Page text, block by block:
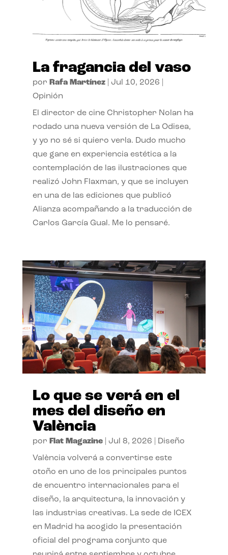
La fragancia del vaso
por Rafa Martínez| Jul 10, 2026
Opinión
El director de cine Christopher Nolan ha
rodado una nueva versión de La Odisea,
y yo no sé si quiero verla. Dudo mucho
que gane en experiencia estética a la
contemplación de las ilustraciones que
realizó John Flaxman, y que se incluyen
en una de las ediciones que publicó
Alianza acompañando a la traducción de
Carlos García Gual. Me lo pensaré.
Lo que se verá en el
mes del diseño en
València
por Flat Magazine| Jul 8, 2026 Diseño
València volverá a convertirse este
otoño en uno de los principales puntos
de encuentro internacionales para el
diseño, la arquitectura, la innovación y
las industrias creativas. La sede de ICEX
en Madrid ha acogido la presentación
oficial del programa conjunto que